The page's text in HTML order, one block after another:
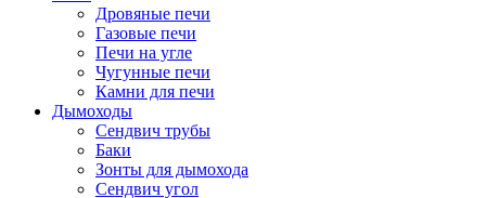
Дровяные печи
Газовые печи
Печи на угле
Чугунные печи
Камни для печи
Дымоходы
Сендвич трубы
Баки
Зонты для дымохода
Сендвич угол